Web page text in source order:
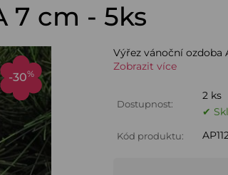
7 cm - 5ks
-30%
Výřez vánoční ozdoba
Zobrazit více
Dostupnost:
2 ks
✔
Kód produktu: